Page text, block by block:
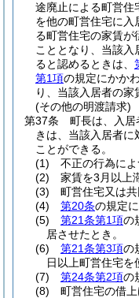
途廃止による町営住
を他の町営住宅に入
る町営住宅の家賃が
こととなり、当該
ると認めるときは、
第1項の規定にかか
り、当該入居者の家
(その他の明渡請求)
第37条
町長は、入居
きは、当該入居者
ことができる。
(1)
不正の行為によ
(2)
家賃を3月以上
(3)
町営住宅又は共
(4)
第20条の規定
(5)
第21条第1項の
居させたとき。
(6)
第21条第3項の
日以上町営住宅を
(7)
第24条第2項の
(8)
町営住宅の借上